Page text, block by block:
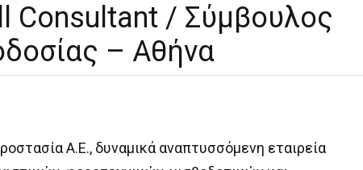
Consultant / Σύμβουλος
– Αθήνα
Α.Ε., δυναμικά αναπτυσσόμενη εταιρεία